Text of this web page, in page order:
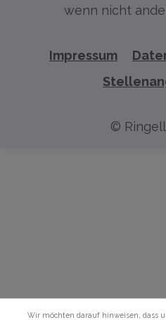
wenn nicht
Impressum
©
Wir möchten darauf hinweisen, dass